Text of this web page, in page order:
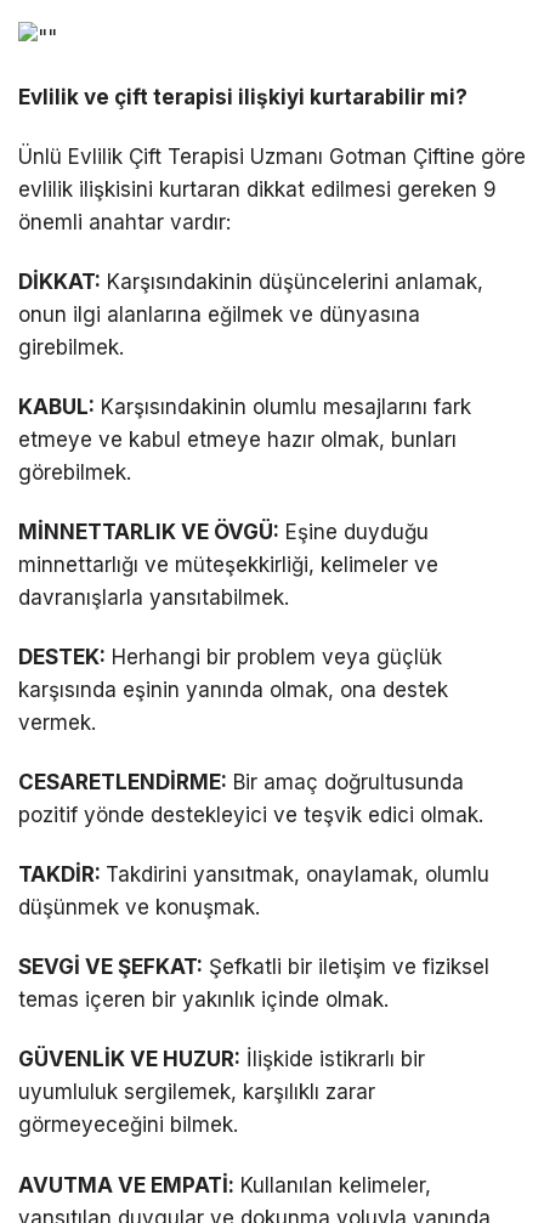
Evlilik ve çift terapisi ilişkiyi kurtarabilir mi?
Ünlü Evlilik Çift Terapisi Uzmanı Gotman Çiftine göre
evlilik ilişkisini kurtaran dikkat edilmesi gereken 9
önemli anahtar vardır:
DİKKAT: Karşısındakinin düşüncelerini anlamak,
onun ilgi alanlarına eğilmek ve dünyasına
girebilmek.
KABUL: Karşısındakinin olumlu mesajlarını fark
etmeye ve kabul etmeye hazır olmak, bunları
görebilmek.
MİNNETTARLIK VE ÖVGÜ: Eşine duyduğu
minnettarlığı ve müteşekkirliği, kelimeler ve
davranışlarla yansıtabilmek.
DESTEK: Herhangi bir problem veya güçlük
karşısında eşinin yanında olmak, ona destek
vermek.
CESARETLENDİRME: Bir amaç doğrultusunda
pozitif yönde destekleyici ve teşvik edici olmak.
TAKDİR: Takdirini yansıtmak, onaylamak, olumlu
düşünmek ve konuşmak.
SEVGİ VE ŞEFKAT: Şefkatli bir iletişim ve fiziksel
temas içeren bir yakınlık içinde olmak.
GÜVENLİK VE HUZUR: İlişkide istikrarlı bir
uyumluluk sergilemek, karşılıklı zarar
görmeyeceğini bilmek.
AVUTMA VE EMPATİ: Kullanılan kelimeler,
yansıtılan duygular ve dokunma yoluyla yanında